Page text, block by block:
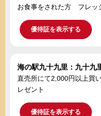
お食事をされた方 フレッ
優待証を表示する
海の駅九十九里：九十九
直売所にて2,000円以上買
レゼント
優待証を表示する